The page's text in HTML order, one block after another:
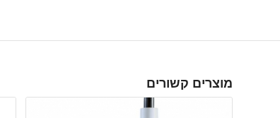
מוצרים קשורים